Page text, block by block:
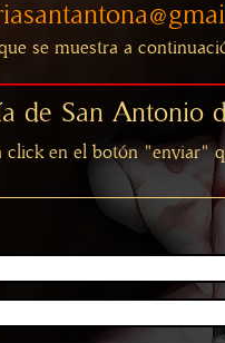
se muestra a
de San Antonio
click en el botón "enviar"